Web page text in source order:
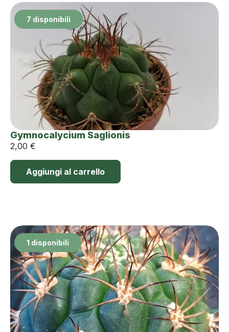
7 disponibili
Gymnocalycium Saglionis
2,00 €
Aggiungi al carrello
1 disponibili